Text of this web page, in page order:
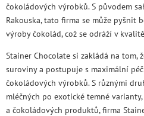
čokoládových výrobků. S původem
Rakouska, tato firma se může pyšnit
výroby čokolád, což se odráží v
Stainer Chocolate si zakládá na tom,
suroviny a postupuje s maximální
čokoládových výrobků. S různými
mléčných po exotické temné
a čokoládových produktů, firma